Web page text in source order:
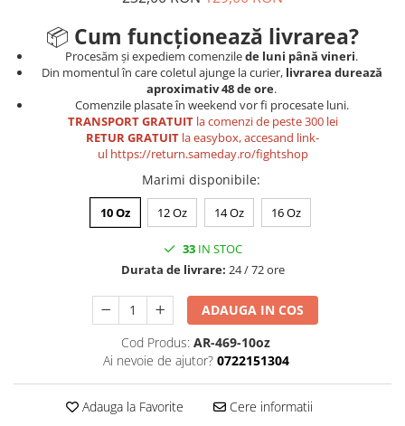
📦 Cum funcționează livrarea?
Procesăm și expediem comenzilede luni până vineri.
Din momentul în care coletul ajunge la curier, livrarea durează
aproximativ 48 de ore.
Comenzile plasate în weekend vor fi procesate luni.
TRANSPORT GRATUITla comenzi de peste 300 lei
RETUR GRATUIT la easybox, accesand link-
ul https://return.sameday.ro/fightshop
Marimi disponibile:
10 Oz 12 Oz 14 Oz 16 Oz
33IN STOC
Durata de livrare: 24 / 72 ore
ADAUGA IN COS
Cod Produs: AR-469-10oz
Ai nevoie de ajutor? 0722151304
Adauga la Favorite Cere informatii